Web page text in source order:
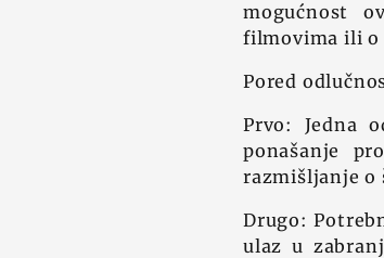
mogućnost
filmovima ili o
Pored
Prvo: Jedna
ponašanje
razmišljanje o
Drugo:
ulaz u